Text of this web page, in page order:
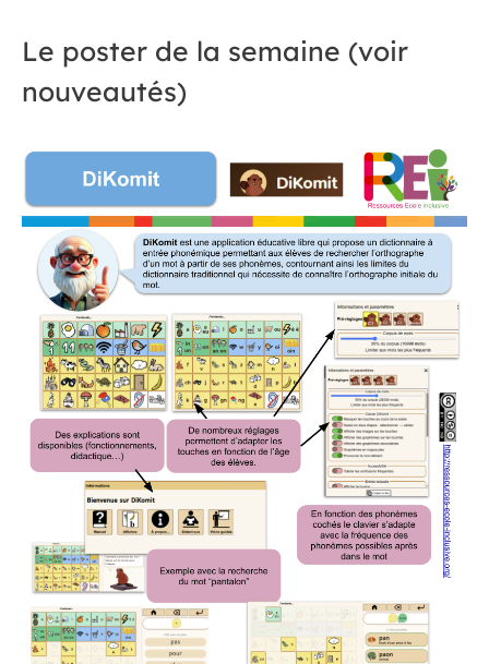
Le poster de la semaine (voir
nouveautés)